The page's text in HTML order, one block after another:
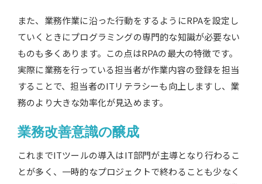
また、業務作業に沿った行動をするようにRPAを設定し
ていくときにプログラミングの専門的な知識が必要ない
ものも多くあります。この点はRPAの最大の特徴です。
実際に業務を行っている担当者が作業内容の登録を担当
することで、担当者のITリテラシーも向上しますし、業
務のより大きな効率化が見込めます。
業務改善意識の醸成
これまでITツールの導入はIT部門が主導となり行わるこ
とが多く、一時的なプロジェクトで終わることも少なく